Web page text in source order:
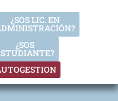
¿SOS
¿SOS LIC. EN